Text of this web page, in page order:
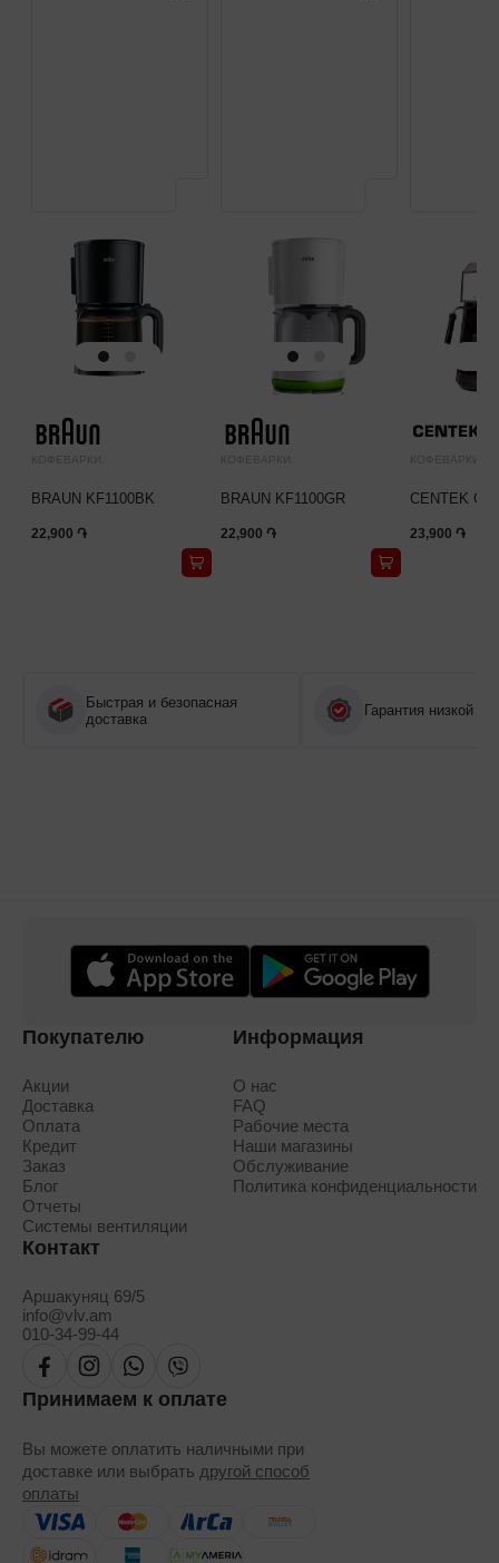
КОФЕВАРКИ.
BRAUN KF1100BK
22,900 ֏
КОФЕВАРКИ.
BRAUN KF1100GR
22,900 ֏
КОФЕВАРКИ.
CENTEK CT-
23,900 ֏
Быстрая и безопасная
доставка
Гарантия низкой
Покупателю
Акции
Доставка
Оплата
Кредит
Заказ
Блог
Отчеты
Системы вентиляции
Информация
О нас
FAQ
Рабочие места
Наши магазины
Обслуживание
Политика конфиденциальности
Контакт
Аршакуняц 69/5
info@vlv.am
010-34-99-44
Принимаем к оплате
Вы можете оплатить наличными при
доставке или выбрать другой способ
оплаты